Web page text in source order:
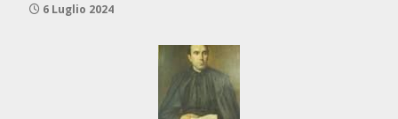
6 Luglio 2024